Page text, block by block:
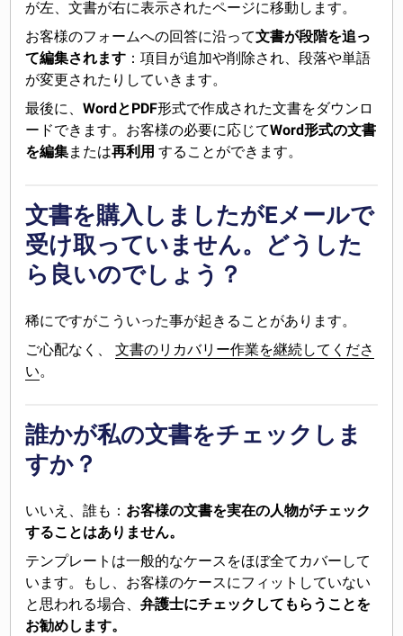
が左、文書が右に表示されたページに移動します。
お客様のフォームへの回答に沿って文書が段階を追っ
て編集されます ：項目が追加や削除され、段落や単語
が変更されたりしていきます。
最後に、WordとPDF形式で作成された文書をダウンロ
ードできます。お客様の必要に応じてWord形式の文書
を編集または再利用 することができます。
文書を購入しましたがEメールで
受け取っていません。どうした
ら良いのでしょう？
稀にですがこういった事が起きることがあります。
ご心配なく、文書のリカバリー作業を継続してくださ
い。
誰かが私の文書をチェックしま
すか？
いいえ、誰も： お客様の文書を実在の人物がチェック
することはありません。
テンプレートは一般的なケースをほぼ全てカバーして
います。もし、お客様のケースにフィットしていない
と思われる場合、弁護士にチェックしてもらうことを
お勧めします。